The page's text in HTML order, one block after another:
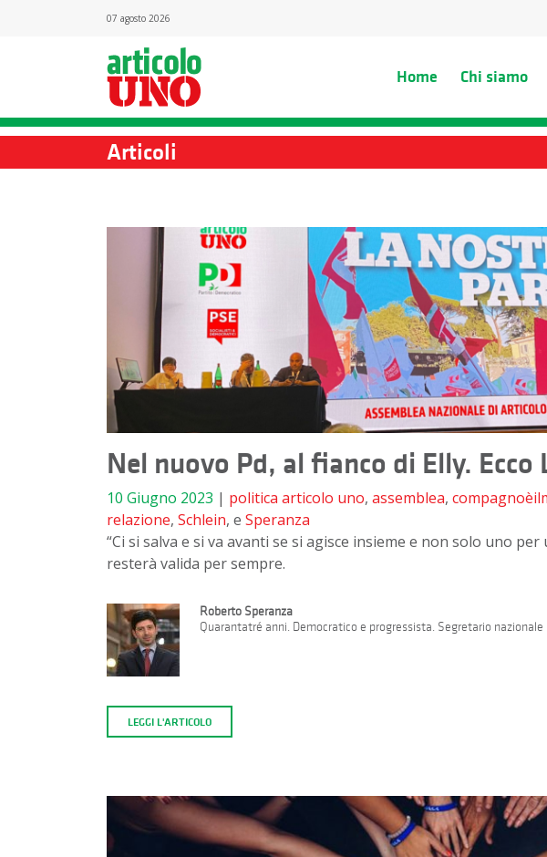
07 agosto 2026
Home Chi siamo
Articoli
Nel nuovo Pd, al fianco di Elly.
10 Giugno 2023 | politica articolo uno, assemblea,
relazione, Schlein, e Speranza
“Ci si salva e si va avanti se si agisce insieme e non solo uno
resterà valida per sempre.
Roberto Speranza
Quarantatré anni. Democratico e progressista. Segretario
LEGGI L'ARTICOLO